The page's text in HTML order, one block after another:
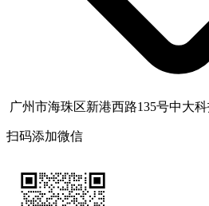
广州市海珠区新港西路135号中大
扫码添加微信